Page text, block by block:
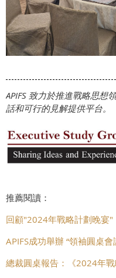
APIFS 致力於推進戰略思想
話和可行的見解提供平台。
推薦閱讀：
回顧"2024年戰略計劃晚宴"
APIFS成功舉辦 “領袖圓桌
總裁圓桌報告：《2024年戰